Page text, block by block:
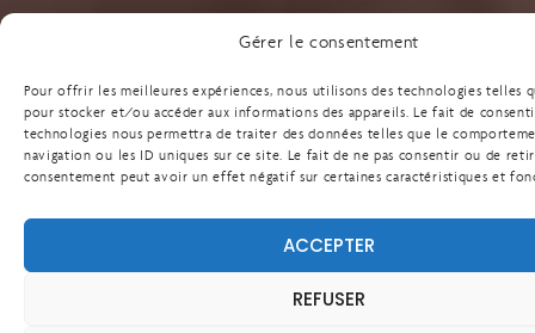
Gérer le consentement
Pour offrir les meilleures expériences, nous utilisons des technologies telles
pour stocker et/ou accéder aux informations des appareils. Le fait de
technologies nous permettra de traiter des données telles que le
navigation ou les ID uniques sur ce site. Le fait de ne pas consentir ou de
consentement peut avoir un effet négatif sur certaines caractéristiques et
ACCEPTER
REFUSER